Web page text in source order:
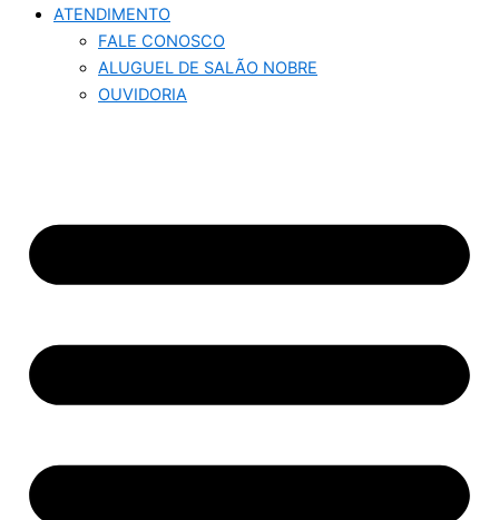
ATENDIMENTO
FALE CONOSCO
ALUGUEL DE SALÃO NOBRE
OUVIDORIA